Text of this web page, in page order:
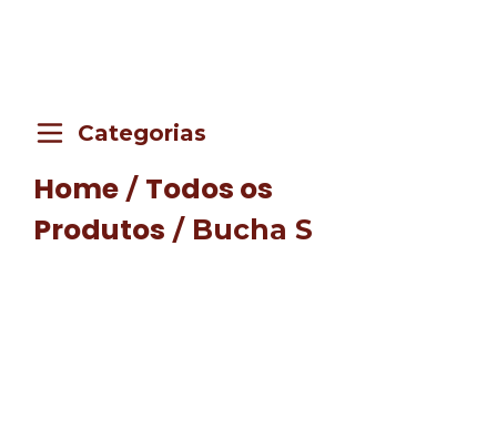
Categorias
Home / Todos os
Produtos / Bucha S